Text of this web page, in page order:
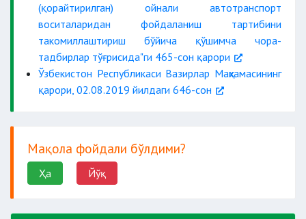
(қорайтирилган) ойнали автотранспорт
воситаларидан фойдаланиш тартибини
такомиллаштириш бўйича қўшимча чора-
тадбирлар тўғрисида"ги 465-сон қарори
Ўзбекистон Республикаси Вазирлар Маҳкамасининг
қарори, 02.08.2019 йилдаги 646-сон
Мақола фойдали бўлдими?
Ҳа Йўқ